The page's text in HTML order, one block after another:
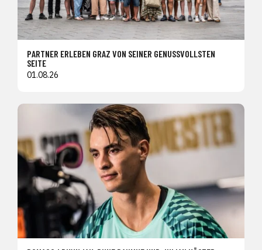
PARTNER ERLEBEN GRAZ VON SEINER GENUSSVOLLSTEN
SEITE
01.08.26